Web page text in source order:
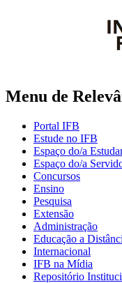
Menu de
Portal IFB
Estude no IFB
Espaço do/a
Espaço do/a
Concursos
Ensino
Pesquisa
Extensão
Administração
Educação a
Internacional
IFB na Mídia
Repositório